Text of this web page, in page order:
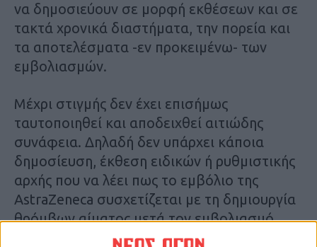
να δημοσιεύουν σε μορφή εκθέσεων και σε
τακτά χρονικά διαστήματα, την πορεία και
τα αποτελέσματα -εν προκειμένω- των
εμβολιασμών.
Μέχρι στιγμής δεν έχει επισήμως
ταυτοποιηθεί και αποδειχθεί αιτιώδης
συνάφεια. Δηλαδή δεν υπάρχει κάποια
δημοσίευση, έκθεση ειδικών ή ρυθμιστικής
αρχής που να λέει πως το εμβόλιο της
AstraZeneca συσχετίζεται με τη δημιουργία
θρόμβων αίματος μετά τον εμβολιασμό.